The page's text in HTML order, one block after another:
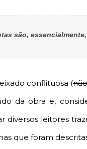
são,
conflituosa (
da obra e,
diversos leitores
que foram